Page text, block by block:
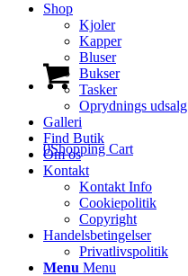
0Shopping Cart
Shop
Kjoler
Kapper
Bluser
Bukser
Tasker
Oprydnings udsalg
Galleri
Find Butik
Om os
Kontakt
Kontakt Info
Cookiepolitik
Copyright
Handelsbetingelser
Privatlivspolitik
Menu Menu